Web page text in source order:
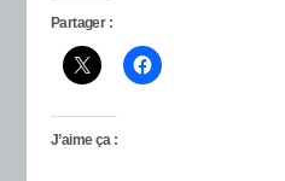
Partager :
J’aime ça :